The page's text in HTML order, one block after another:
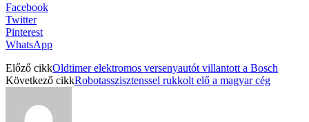
Facebook
Twitter
Pinterest
WhatsApp
Előző cikkOldtimer elektromos versenyautót villantott a Bosch
Következő cikkRobotasszisztenssel rukkolt elő a magyar cég